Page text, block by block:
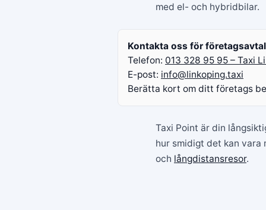
med el- och hybridbilar.
Kontakta oss för
Telefon: 013 328 95 95 – Taxi
E-post: info@linkoping.taxi
Berätta kort om ditt företags
Taxi Point är din
hur smidigt det kan
och långdistansresor.